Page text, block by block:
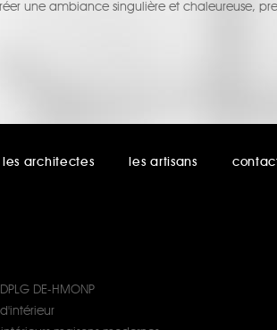
une ambiance singulière et chaleureuse,
les architectes les artisans
DE-HMONP